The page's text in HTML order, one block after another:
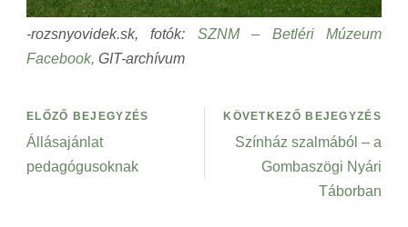
-rozsnyovidek.sk, fotók: SZNM – Betléri Múzeum
Facebook, GIT-archívum
ELŐZŐ BEJEGYZÉS
Állásajánlat
pedagógusoknak
KÖVETKEZŐ BEJEGYZÉS
Színház szalmából – a
Gombaszögi Nyári
Táborban